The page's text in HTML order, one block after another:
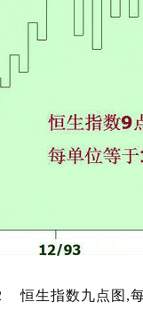
指数九点图,每